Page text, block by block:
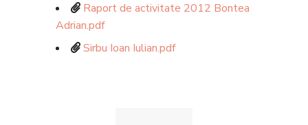
Raport de activitate 2012 Bontea
Adrian.pdf
Sirbu Ioan Iulian.pdf